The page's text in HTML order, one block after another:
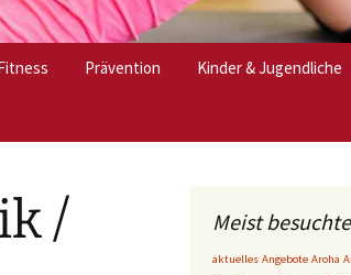
Prävention Kinder & Jugendliche
Kids in Action
Rambazamba Kids
/
Meist
aktuelles Angebote Aroha